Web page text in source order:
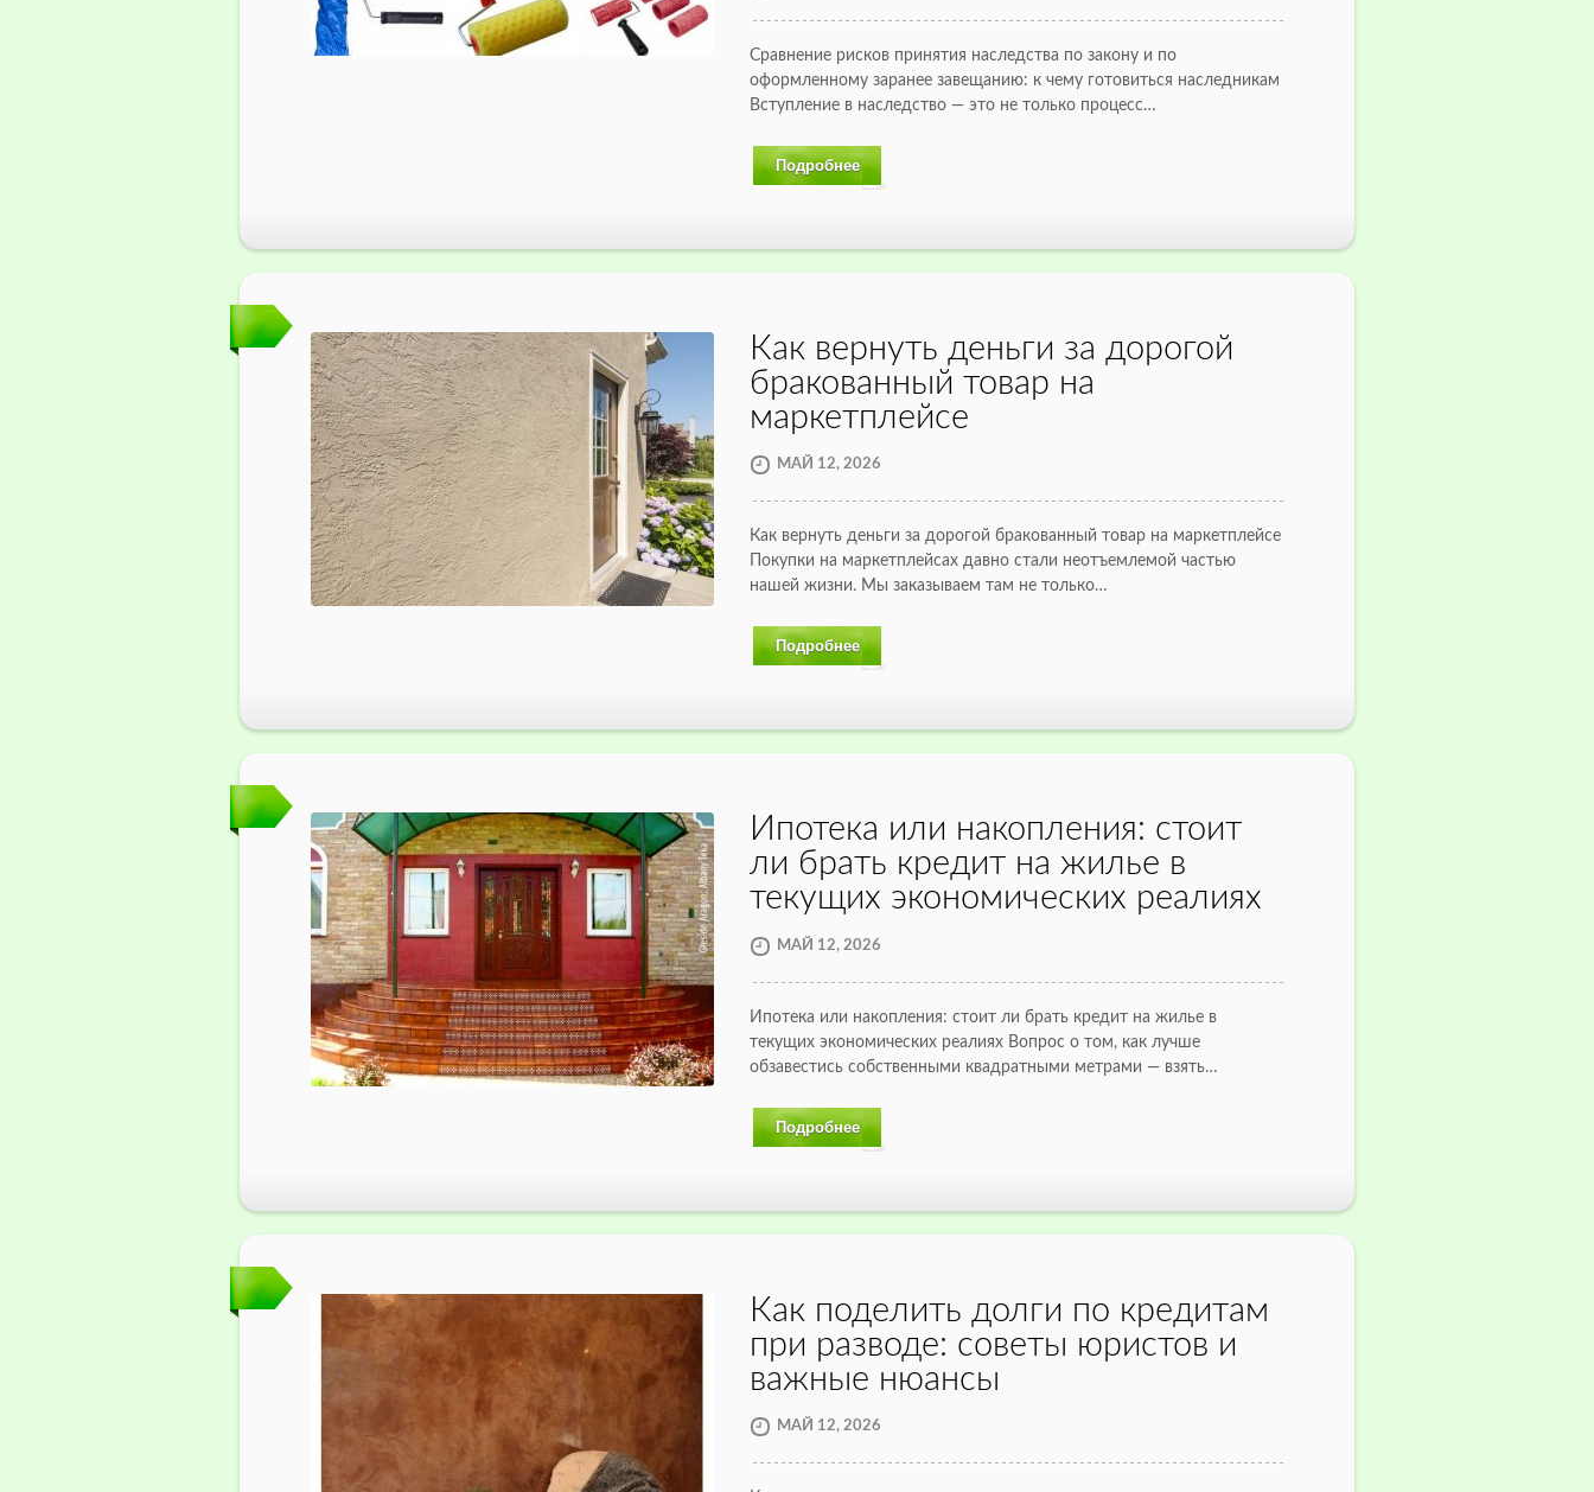
Сравнение рисков принятия наследства по закону и по
оформленному заранее завещанию: к чему готовиться наследникам
Вступление в наследство — это не только процесс…
Подробнее
Как вернуть деньги за дорогой
бракованный товар на
маркетплейсе
МАЙ 12, 2026
Как вернуть деньги за дорогой бракованный товар на маркетплейсе
Покупки на маркетплейсах давно стали неотъемлемой частью
нашей жизни. Мы заказываем там не только…
Подробнее
Ипотека или накопления: стоит
ли брать кредит на жилье в
текущих экономических реалиях
МАЙ 12, 2026
Ипотека или накопления: стоит ли брать кредит на жилье в
текущих экономических реалиях Вопрос о том, как лучше
обзавестись собственными квадратными метрами — взять…
Подробнее
Как поделить долги по кредитам
при разводе: советы юристов и
важные нюансы
МАЙ 12, 2026